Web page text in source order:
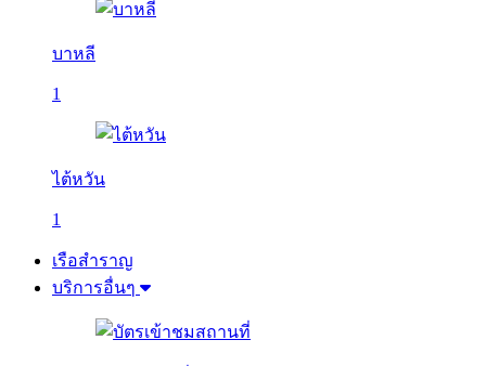
บาหลี
1
ไต้หวัน
1
เรือสำราญ
บริการอื่นๆ